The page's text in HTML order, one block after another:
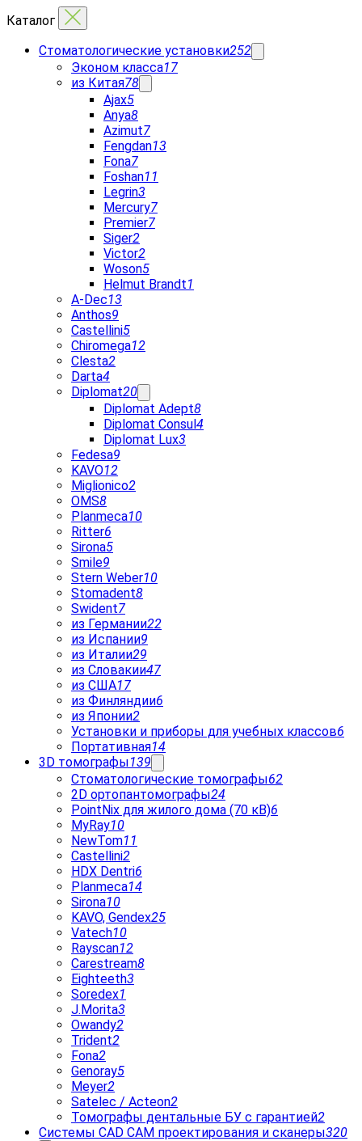
Каталог
Стоматологические установки252
Эконом класса17
из Китая78
Ajax5
Anya8
Azimut7
Fengdan13
Fona7
Foshan11
Legrin3
Mercury7
Premier7
Siger2
Victor2
Woson5
Helmut Brandt1
A-Dec13
Anthos9
Castellini5
Chiromega12
Clesta2
Darta4
Diplomat20
Diplomat Adept8
Diplomat Consul4
Diplomat Lux3
Fedesa9
KAVO12
Miglionico2
OMS8
Planmeca10
Ritter6
Sirona5
Smile9
Stern Weber10
Stomadent8
Swident7
из Германии22
из Испании9
из Италии29
из Словакии47
из США17
из Финляндии6
из Японии2
Установки и приборы для учебных классов6
Портативная14
3D томографы139
Стоматологические томографы62
2D ортопантомографы24
PointNix для жилого дома (70 кВ)6
MyRay10
NewTom11
Castellini2
HDX Dentri6
Planmeca14
Sirona10
KAVO, Gendex25
Vatech10
Rayscan12
Carestream8
Eighteeth3
Soredex1
J.Morita3
Owandy2
Trident2
Fona2
Genoray5
Meyer2
Satelec / Acteon2
Томографы дентальные БУ с гарантией2
Системы CAD CAM проектирования и сканеры320